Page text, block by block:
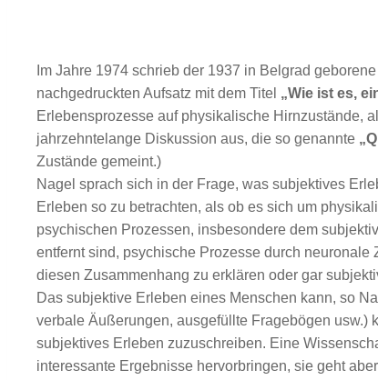
Im Jahre 1974 schrieb der 1937 in Belgrad
nachgedruckten Aufsatz mit dem Titel „Wie ist es,
Erlebensprozesse auf physikalische Hirnzustände,
jahrzehntelange Diskussion aus, die so genannte
Zustände gemeint.)
Nagel sprach sich in der Frage, was subjektives
Erleben so zu betrachten, als ob es sich um
psychischen Prozessen, insbesondere dem
entfernt sind, psychische Prozesse durch
diesen Zusammenhang zu erklären oder gar
Das subjektive Erleben eines Menschen kann, so
verbale Äußerungen, ausgefüllte Fragebögen usw.)
subjektives Erleben zuzuschreiben. Eine
interessante Ergebnisse hervorbringen, sie geht